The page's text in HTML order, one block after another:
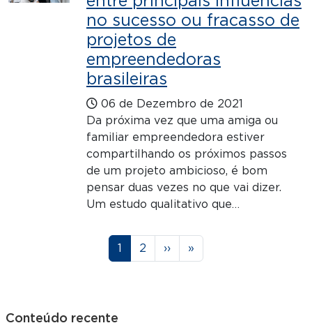
no sucesso ou fracasso de
projetos de
empreendedoras
brasileiras
06 de Dezembro de 2021
Da próxima vez que uma amiga ou
familiar empreendedora estiver
compartilhando os próximos passos
de um projeto ambicioso, é bom
pensar duas vezes no que vai dizer.
Um estudo qualitativo que…
Página
1 Página
2 Próxima página
›› Última página
»
Conteúdo recente